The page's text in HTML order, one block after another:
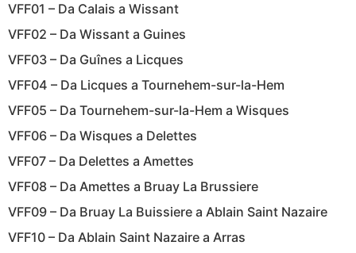
VFF01 – Da Calais a Wissant
VFF02 – Da Wissant a Guines
VFF03 – Da Guînes a Licques
VFF04 – Da Licques a Tournehem-sur-la-Hem
VFF05 – Da Tournehem-sur-la-Hem a Wisques
VFF06 – Da Wisques a Delettes
VFF07 – Da Delettes a Amettes
VFF08 – Da Amettes a Bruay La Brussiere
VFF09 – Da Bruay La Buissiere a Ablain Saint Nazaire
VFF10 – Da Ablain Saint Nazaire a Arras